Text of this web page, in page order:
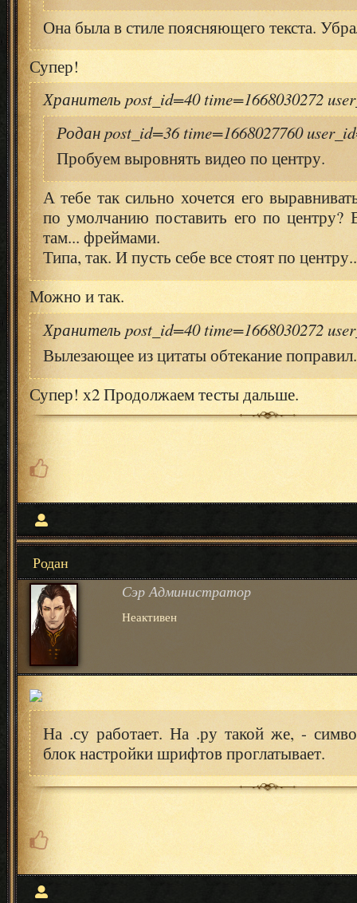
Она была в стиле поясняющего текста.
Супер!
Хранитель post_id=40 time=1668030272
Родан post_id=36 time=1668027760
Пробуем выровнять видео по центру.
А тебе так сильно хочется его
по умолчанию поставить его по центру?
там... фреймами.
Типа, так. И пусть себе все стоят по
Можно и так.
Хранитель post_id=40 time=1668030272
Вылезающее из цитаты обтекание поправил.
Супер! х2 Продолжаем тесты дальше.
Родан
Сэр Администратор
Неактивен
На .су работает. На .ру такой же, -
блок настройки шрифтов проглатывает.